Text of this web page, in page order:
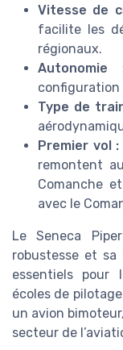
Vitesse de
facilite les
régionaux.
Autonomie
configuration
Type de
Premier vol :
remontent
Comanche
avec le
Le Seneca
robustesse et
essentiels pour
écoles de
un avion
secteur de